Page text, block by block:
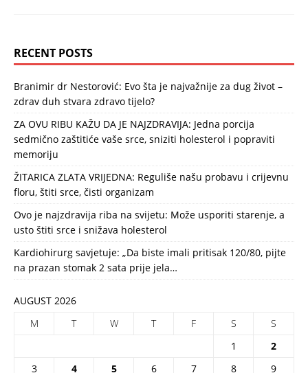
RECENT POSTS
Branimir dr Nestorović: Evo šta je najvažnije za dug život –
zdrav duh stvara zdravo tijelo?
ZA OVU RIBU KAŽU DA JE NAJZDRAVIJA: Jedna porcija
sedmično zaštitiće vaše srce, sniziti holesterol i popraviti
memoriju
ŽITARICA ZLATA VRIJEDNA: Reguliše našu probavu i crijevnu
floru, štiti srce, čisti organizam
Ovo je najzdravija riba na svijetu: Može usporiti starenje, a
usto štiti srce i snižava holesterol
Kardiohirurg savjetuje: „Da biste imali pritisak 120/80, pijte
na prazan stomak 2 sata prije jela…
AUGUST 2026
M
T W T F S
S
1
2
3
4 5 6 7 8 9